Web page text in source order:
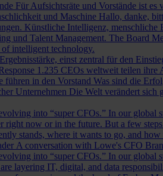
Für Aufsichtsräte und Vorstände ist
und Maschine Hallo, danke,
Künstliche Intelligenz, menschliche
und Talent Management. The Board
intelligent technology.
einst zentral für den
1.235 CEOs weltweit teilen ihre
führen in den Vorstand Was sind die
Unternehmen Die Welt verändert sich
into “super CFOs.” In our
now or in the future. But a few
stands, where it wants to go, and
A conversation with Lowe's CFO
into “super CFOs.” In our
layering IT, digital, and data